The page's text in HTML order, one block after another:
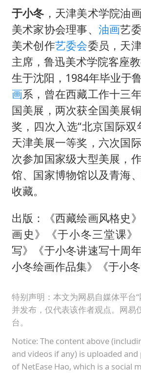
于小冬 ，天津美术学院油
美术家协会理事、 油画艺
美术创作艺委会委员，天
主席，鲁迅美术学院客座
生于沈阳，1984年毕业于
画系，曾在西藏工作十三
国美展，两次获全国美展
奖，四次入选“北京国际双
天津美展一等奖，六次国
次参加国家级大型美展，
馆、国家博物馆以及青海
收藏。
出版：《西藏绘画风格史
画史》《于小冬三堂课
写》《于小冬讲速写十周
小冬绘画作品集》《于小冬
特别声明：本文为网易自媒体平台
并发布，仅代表该作者观点。网易
台。
Notice: The content above
and videos if any) is uploaded
of NetEase Hao, which is a social